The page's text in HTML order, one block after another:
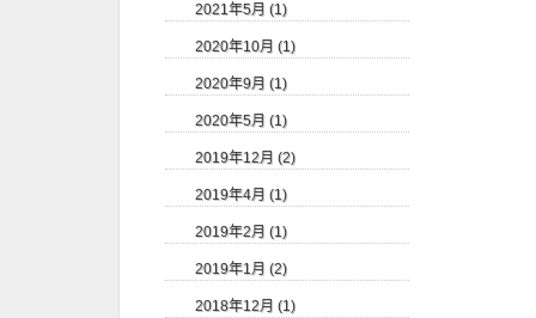
2021年5月 (1)
2020年10月 (1)
2020年9月 (1)
2020年5月 (1)
2019年12月 (2)
2019年4月 (1)
2019年2月 (1)
2019年1月 (2)
2018年12月 (1)